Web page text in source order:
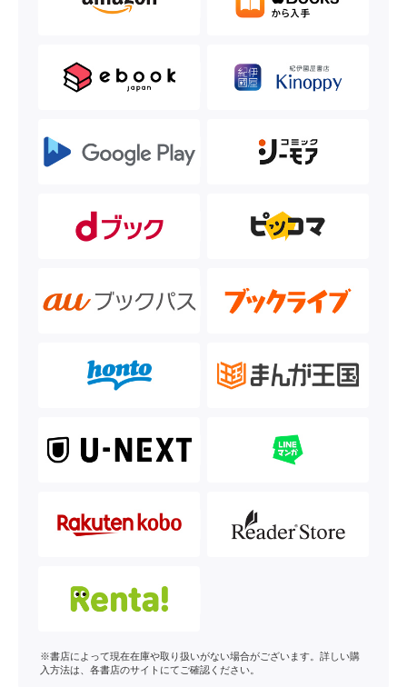
※書店によって現在在庫や取り扱いがない場合がございます。詳しい購
入方法は、各書店のサイトにてご確認ください。